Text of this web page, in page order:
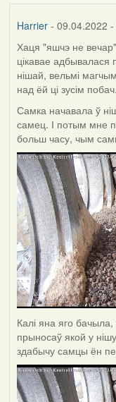
Harrier- 09.04.2022 -
Хаця "яшчэ не
цікавае адбывалася
нішай, вельмі
над ёй ці зусім побач.
Самка начавала ў
самец. І потым мне
больш часу, чым
Калі яна яго
прыносаў якой у
здабычу самцы ён